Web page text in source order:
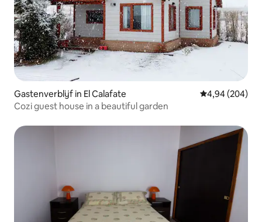
Gastenverblijf in El Calafate Gemiddelde
4,94 (204)
Cozi guest house in a beautiful garden